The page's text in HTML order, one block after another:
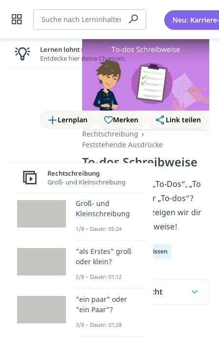
Suche Neu:
Lernplan Merken
Link teilen
Rechtschreibung
Feststehende Ausdrücke
To-dos Schreibweise
Heißt es eigentlich „To-Dos“, „To
Do’s“, „Todos“ oder „To-dos“?
Hier und imVideo
zeigen wir dir
die richtige Schreibweise!
Deutsch Allgemeinwissen
Inhaltsübersicht
Lernen lohnt sich!
Entdecke hier deine Chancen.
Rechtschreibung
Groß- und Kleinschreibung
Groß- und
Kleinschreibung
1/8 – Dauer: 05:24
"als Erstes" groß
oder klein?
2/8 – Dauer: 01:12
"ein paar" oder
"ein Paar"?
3/8 – Dauer: 01:28